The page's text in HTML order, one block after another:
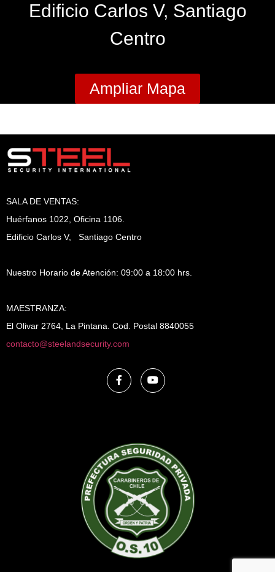
Edificio Carlos V, Santiago
Centro
Ampliar Mapa
SALA DE VENTAS:
Huérfanos 1022, Oficina 1106.
Edificio Carlos V, Santiago Centro
Nuestro Horario de Atención: 09:00 a 18:00 hrs.
MAESTRANZA:
El Olivar 2764, La Pintana. Cod. Postal 8840055
contacto@steelandsecurity.com